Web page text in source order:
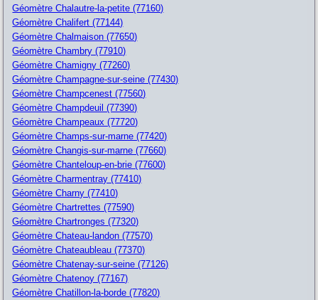
Géomètre Chalautre-la-petite (77160)
Géomètre Chalifert (77144)
Géomètre Chalmaison (77650)
Géomètre Chambry (77910)
Géomètre Chamigny (77260)
Géomètre Champagne-sur-seine (77430)
Géomètre Champcenest (77560)
Géomètre Champdeuil (77390)
Géomètre Champeaux (77720)
Géomètre Champs-sur-marne (77420)
Géomètre Changis-sur-marne (77660)
Géomètre Chanteloup-en-brie (77600)
Géomètre Charmentray (77410)
Géomètre Charny (77410)
Géomètre Chartrettes (77590)
Géomètre Chartronges (77320)
Géomètre Chateau-landon (77570)
Géomètre Chateaubleau (77370)
Géomètre Chatenay-sur-seine (77126)
Géomètre Chatenoy (77167)
Géomètre Chatillon-la-borde (77820)